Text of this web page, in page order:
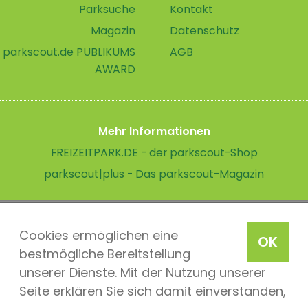
OK
Cookies ermöglichen eine
bestmögliche Bereitstellung
unserer Dienste. Mit der Nutzung unserer
Seite erklären Sie sich damit einverstanden,
Parksuche
Magazin
parkscout.de PUBLIKUMS
AWARD
Kontakt
Datenschutz
AGB
Mehr Informationen
FREIZEITPARK.DE - der parkscout-Shop
parkscout|plus - Das parkscout-Magazin